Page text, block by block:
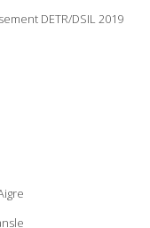
DETR/DSIL 2019